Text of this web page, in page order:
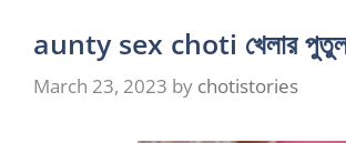
aunty sex choti খেলার
March 23, 2023 by chotistories